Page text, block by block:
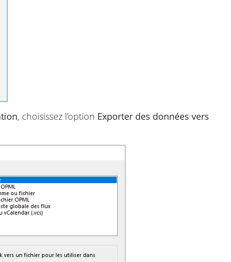
, choisissez l’option Exporter des données vers